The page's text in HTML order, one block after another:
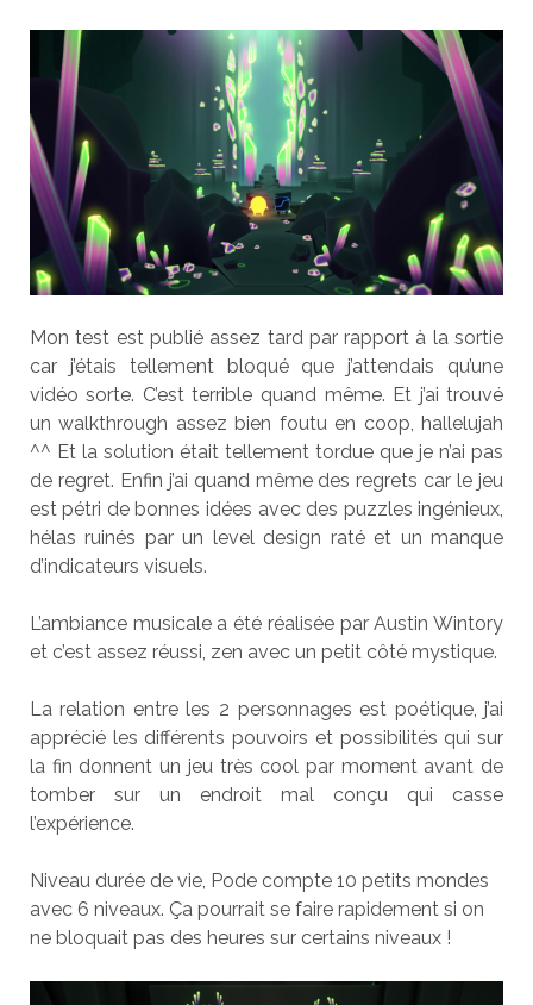
Mon test est publié assez tard par rapport à la sortie
car j’étais tellement bloqué que j’attendais qu’une
vidéo sorte. C’est terrible quand même. Et j’ai trouvé
un walkthrough assez bien foutu en coop, hallelujah
^^ Et la solution était tellement tordue que je n’ai pas
de regret. Enfin j’ai quand même des regrets car le jeu
est pétri de bonnes idées avec des puzzles ingénieux,
hélas ruinés par un level design raté et un manque
d’indicateurs visuels.
L’ambiance musicale a été réalisée par Austin Wintory
et c’est assez réussi, zen avec un petit côté mystique.
La relation entre les 2 personnages est poétique, j’ai
apprécié les différents pouvoirs et possibilités qui sur
la fin donnent un jeu très cool par moment avant de
tomber sur un endroit mal conçu qui casse
l’expérience.
Niveau durée de vie, Pode compte 10 petits mondes
avec 6 niveaux. Ça pourrait se faire rapidement si on
ne bloquait pas des heures sur certains niveaux !